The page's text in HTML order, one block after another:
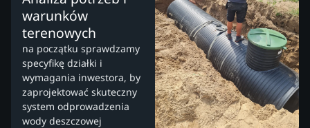
warunków
terenowych
na początku sprawdzamy
specyfikę działki i
wymagania inwestora, by
zaprojektować skuteczny
system odprowadzenia
wody deszczowej